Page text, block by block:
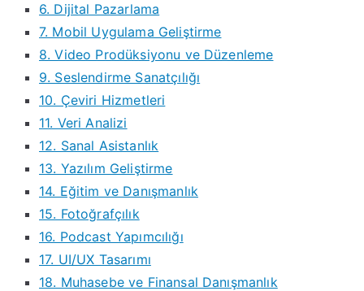
6. Dijital Pazarlama
7. Mobil Uygulama Geliştirme
8. Video Prodüksiyonu ve Düzenleme
9. Seslendirme Sanatçılığı
10. Çeviri Hizmetleri
11. Veri Analizi
12. Sanal Asistanlık
13. Yazılım Geliştirme
14. Eğitim ve Danışmanlık
15. Fotoğrafçılık
16. Podcast Yapımcılığı
17. UI/UX Tasarımı
18. Muhasebe ve Finansal Danışmanlık